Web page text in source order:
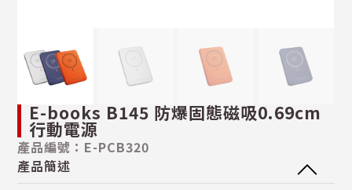
E-books B145 防爆固態磁吸0.69cm
行動電源
產品編號：E-PCB320
產品簡述